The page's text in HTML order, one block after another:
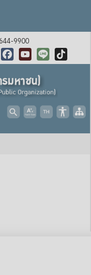
9900
Facebook
YouTube
Line TikTok